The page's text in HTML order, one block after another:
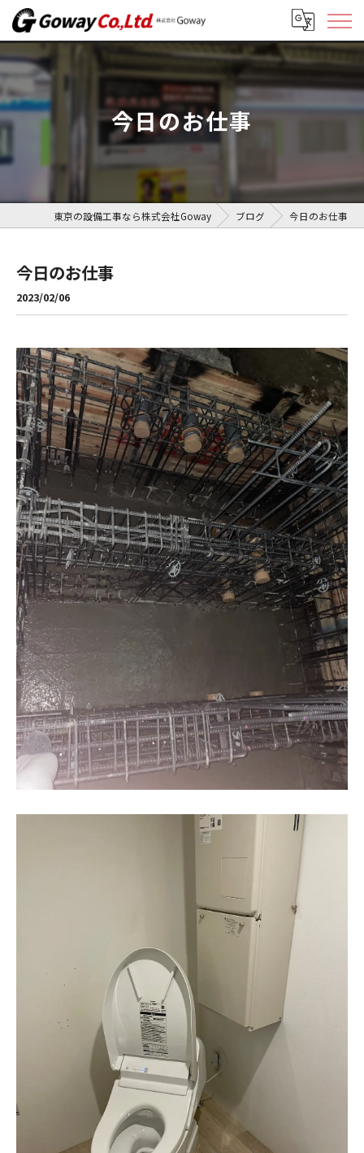
今日のお仕事
東京の設備工事なら株式会社Goway ブログ 今日のお仕事
今日のお仕事
2023/02/06